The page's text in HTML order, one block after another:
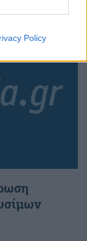
Policy